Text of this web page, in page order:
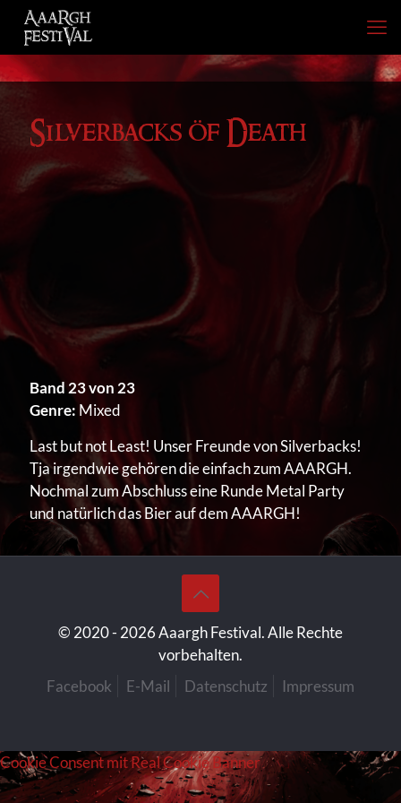
Silverbacks öf Death
Band 23 von 23
Genre: Mixed
Last but not Least! Unser Freunde von Silverbacks!
Tja irgendwie gehören die einfach zum AAARGH.
Nochmal zum Abschluss eine Runde Metal Party
und natürlich das Bier auf dem AAARGH!
© 2020 - 2026 Aaargh Festival. Alle Rechte
vorbehalten.
Facebook
E-Mail Datenschutz Impressum
Cookie Consent mit Real Cookie Banner